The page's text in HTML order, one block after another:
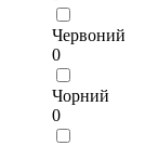
Червоний
0
Чорний
0